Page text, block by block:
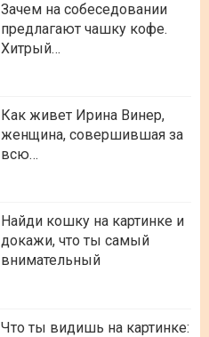
Зачем на собеседовании
предлагают чашку кофе.
Хитрый…
Как живет Ирина Винер,
женщина, совершившая за
всю…
Найди кошку на картинке и
докажи, что ты самый
внимательный
Что ты видишь на картинке: